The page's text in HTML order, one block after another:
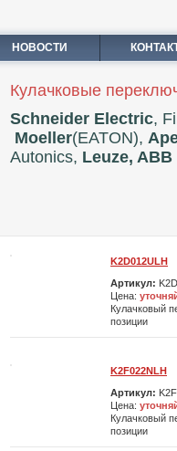
НОВОСТИ
Кулачковые
Schneider Electric,
Moeller(EATON),
Autonics, Leuze, ABB
K2D012ULH
Артикул:
Цена:
Кулачковый
позиции
K2F022NLH
Артикул:
Цена:
Кулачковый
позиции